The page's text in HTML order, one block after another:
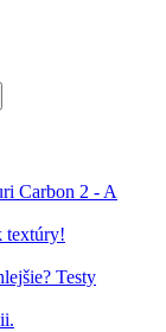
Carbon 2 - A
textúry!
Testy